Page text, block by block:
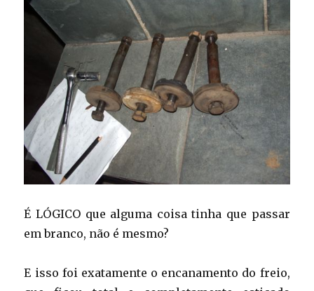
É LÓGICO que alguma coisa tinha que passar
em branco, não é mesmo?
E isso foi exatamente o encanamento do freio,